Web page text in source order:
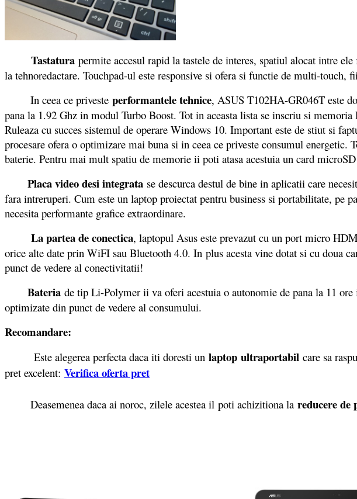
Tastatura permite accesul rapid la tastele de interes, spatiul alocat intre
la tehnoredactare. Touchpad-ul este responsive si ofera si functie de multi-
In ceea ce priveste performantele tehnice, ASUS T102HA-GR046T este
pana la 1.92 Ghz in modul Turbo Boost. Tot in aceasta lista se inscriu si
Ruleaza cu succes sistemul de operare Windows 10. Important este de stiut si
procesare ofera o optimizare mai buna si in ceea ce priveste consumul
baterie. Pentru mai mult spatiu de memorie ii poti atasa acestuia un card
Placa video desi integrata se descurca destul de bine in aplicatii care
fara intreruperi. Cum este un laptop proiectat pentru business si portabilitate, pe
necesita performante grafice extraordinare.
La partea de conectica, laptopul Asus este prevazut cu un port micro
orice alte date prin WiFI sau Bluetooth 4.0. In plus acesta vine dotat si cu doua
punct de vedere al conectivitatii!
Bateria de tip Li-Polymer ii va oferi acestuia o autonomie de pana la 11
optimizate din punct de vedere al consumului.
Recomandare:
Este alegerea perfecta daca iti doresti un laptop ultraportabil care sa
pret excelent: Verifica oferta pret
Deasemenea daca ai noroc, zilele acestea il poti achizitiona la reducere de